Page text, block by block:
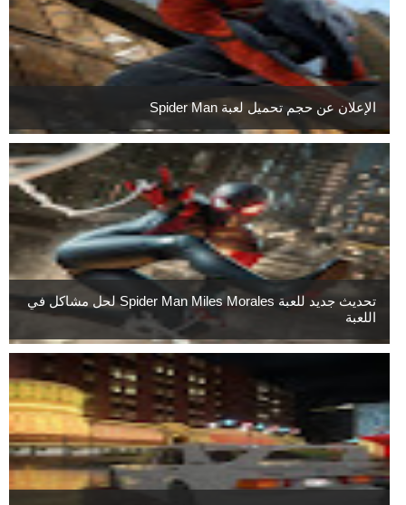
الإعلان عن حجم تحميل لعبة Spider Man
تحديث جديد للعبة Spider Man Miles Morales لحل مشاكل في
اللعبة